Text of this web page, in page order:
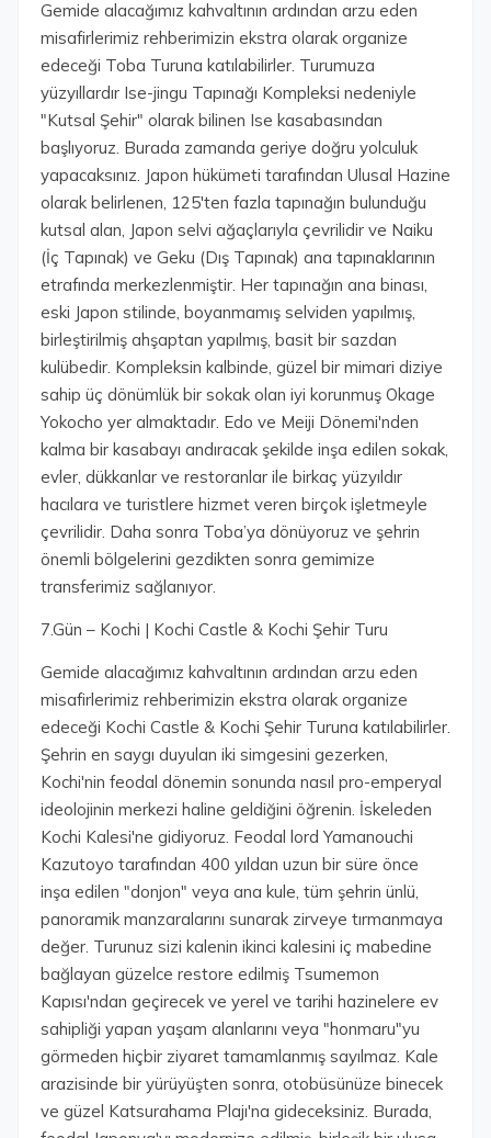
Gemide alacağımız kahvaltının ardından arzu eden
misafirlerimiz rehberimizin ekstra olarak organize
edeceği Toba Turuna katılabilirler. Turumuza
yüzyıllardır Ise-jingu Tapınağı Kompleksi nedeniyle
"Kutsal Şehir" olarak bilinen Ise kasabasından
başlıyoruz. Burada zamanda geriye doğru yolculuk
yapacaksınız. Japon hükümeti tarafından Ulusal Hazine
olarak belirlenen, 125'ten fazla tapınağın bulunduğu
kutsal alan, Japon selvi ağaçlarıyla çevrilidir ve Naiku
(İç Tapınak) ve Geku (Dış Tapınak) ana tapınaklarının
etrafında merkezlenmiştir. Her tapınağın ana binası,
eski Japon stilinde, boyanmamış selviden yapılmış,
birleştirilmiş ahşaptan yapılmış, basit bir sazdan
kulübedir. Kompleksin kalbinde, güzel bir mimari diziye
sahip üç dönümlük bir sokak olan iyi korunmuş Okage
Yokocho yer almaktadır. Edo ve Meiji Dönemi'nden
kalma bir kasabayı andıracak şekilde inşa edilen sokak,
evler, dükkanlar ve restoranlar ile birkaç yüzyıldır
hacılara ve turistlere hizmet veren birçok işletmeyle
çevrilidir. Daha sonra Toba’ya dönüyoruz ve şehrin
önemli bölgelerini gezdikten sonra gemimize
transferimiz sağlanıyor.
7.Gün – Kochi | Kochi Castle & Kochi Şehir Turu
Gemide alacağımız kahvaltının ardından arzu eden
misafirlerimiz rehberimizin ekstra olarak organize
edeceği Kochi Castle & Kochi Şehir Turuna katılabilirler.
Şehrin en saygı duyulan iki simgesini gezerken,
Kochi'nin feodal dönemin sonunda nasıl pro-emperyal
ideolojinin merkezi haline geldiğini öğrenin. İskeleden
Kochi Kalesi'ne gidiyoruz. Feodal lord Yamanouchi
Kazutoyo tarafından 400 yıldan uzun bir süre önce
inşa edilen "donjon" veya ana kule, tüm şehrin ünlü,
panoramik manzaralarını sunarak zirveye tırmanmaya
değer. Turunuz sizi kalenin ikinci kalesini iç mabedine
bağlayan güzelce restore edilmiş Tsumemon
Kapısı'ndan geçirecek ve yerel ve tarihi hazinelere ev
sahipliği yapan yaşam alanlarını veya "honmaru"yu
görmeden hiçbir ziyaret tamamlanmış sayılmaz. Kale
arazisinde bir yürüyüşten sonra, otobüsünüze binecek
ve güzel Katsurahama Plajı'na gideceksiniz. Burada,